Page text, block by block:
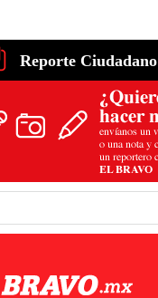
Reporte Ciudadano